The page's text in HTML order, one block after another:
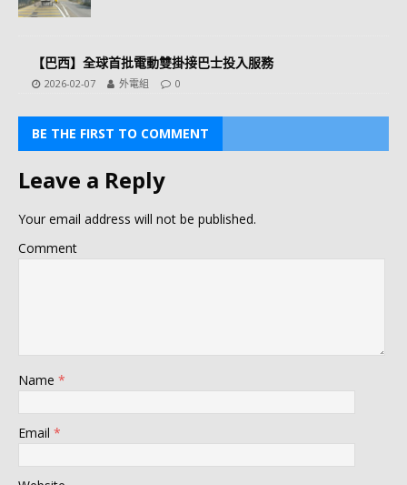
【巴西】全球首批電動雙掛接巴士投入服務
2026-02-07 外電組 0
BE THE FIRST TO COMMENT
Leave a Reply
Your email address will not be published.
Comment
Name *
Email *